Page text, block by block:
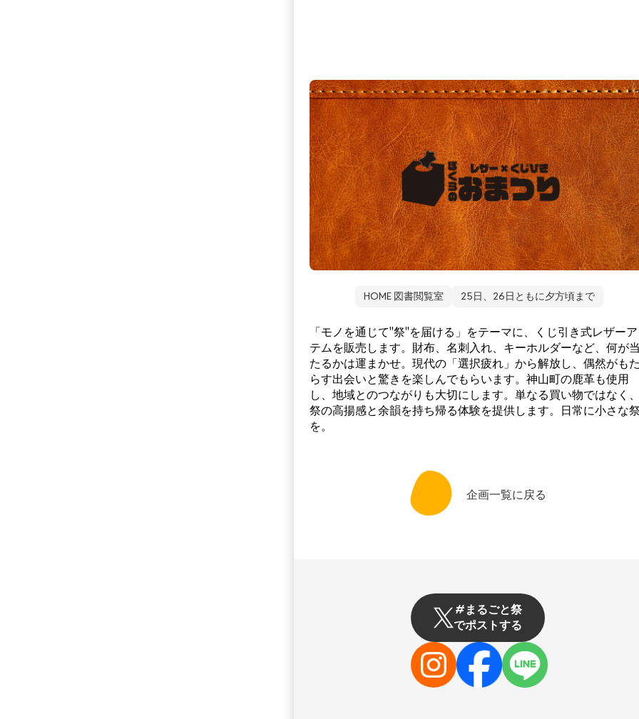
HOME 図書閲覧室 25日、26日ともに夕方頃まで
「モノを通じて"祭"を届ける」をテーマに、くじ引き式レザーア
テムを販売します。財布、名刺入れ、キーホルダーなど、何が当
たるかは運まかせ。現代の「選択疲れ」から解放し、偶然がもた
らす出会いと驚きを楽しんでもらいます。神山町の鹿革も使用
し、地域とのつながりも大切にします。単なる買い物ではなく、
祭の高揚感と余韻を持ち帰る体験を提供します。日常に小さな祭
を。
企画一覧に戻る
#まるごと祭
でポストする